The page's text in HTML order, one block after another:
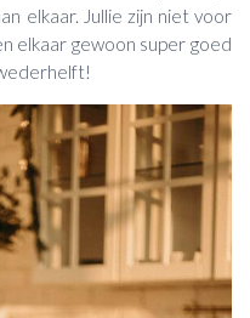
elkaar. Jullie zijn niet voor
elkaar gewoon super goed